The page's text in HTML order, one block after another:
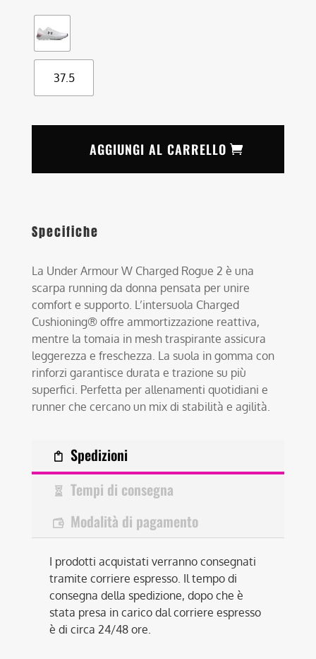
37.5
AGGIUNGI AL CARRELLO
Specifiche
La Under Armour W Charged Rogue 2 è una
scarpa running da donna pensata per unire
comfort e supporto. L’intersuola Charged
Cushioning® offre ammortizzazione reattiva,
mentre la tomaia in mesh traspirante assicura
leggerezza e freschezza. La suola in gomma con
rinforzi garantisce durata e trazione su più
superfici. Perfetta per allenamenti quotidiani e
runner che cercano un mix di stabilità e agilità.
Spedizioni
Tempi di consegna
Modalità di pagamento
I prodotti acquistati verranno consegnati
tramite corriere espresso. Il tempo di
consegna della spedizione, dopo che è
stata presa in carico dal corriere espresso
è di circa 24/48 ore.